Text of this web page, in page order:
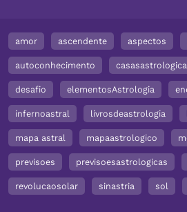
amor ascendente aspectos
autoconhecimento
desafio elementosAstrologia
infernoastral livrosdeastrologia
mapa astral mapaastrologico
previsoes previsoesastrologicas
revolucaosolar sinastria sol